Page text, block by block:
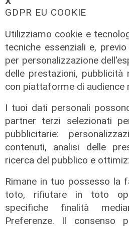
GDPR EU COOKIE
Utilizziamo cookie e
tecniche essenziali e,
per personalizzazione
delle prestazioni, pubblicità
con piattaforme di audience
I tuoi dati personali
partner terzi selezionati
pubblicitarie:
contenuti, analisi delle
ricerca del pubblico e
Rimane in tuo possesso la
toto, rifiutare in toto
specifiche finalità
Preferenze. Il consenso
Il derby
Mignanego: il 28
dell'estate, preti e
sindaci e
08/08/2026
di Redazione